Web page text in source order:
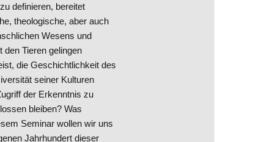
definieren, bereitet
theologische, aber auch
Wesens und
Tieren gelingen
die Geschichtlichkeit des
seiner Kulturen
der Erkenntnis zu
bleiben? Was
Seminar wollen wir uns
Jahrhundert dieser